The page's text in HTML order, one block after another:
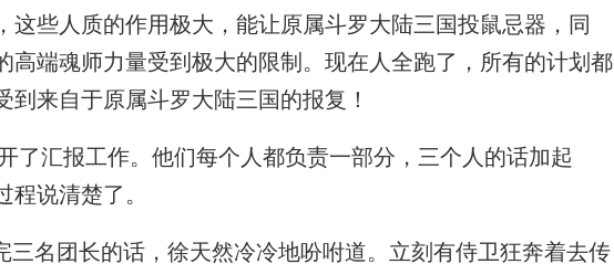
这些人质的作用极大，能让原属斗罗大陆三国投鼠忌器，同
高端魂师力量受到极大的限制。现在人全跑了，所有的计划都
来自于原属斗罗大陆三国的报复！
汇报工作。他们每个人都负责一部分，三个人的话加起
说清楚了。
名团长的话，徐天然冷冷地吩咐道。立刻有侍卫狂奔着去传